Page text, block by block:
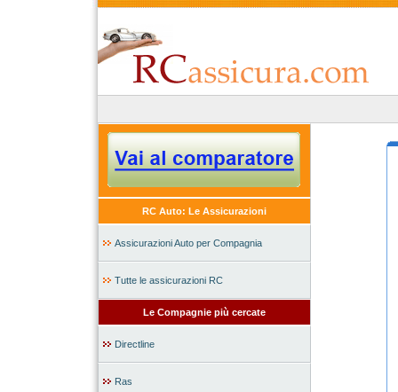
RC Auto: Le Assicurazioni
Assicurazioni Auto per Compagnia
Tutte le assicurazioni RC
Le Compagnie più cercate
Directline
Ras